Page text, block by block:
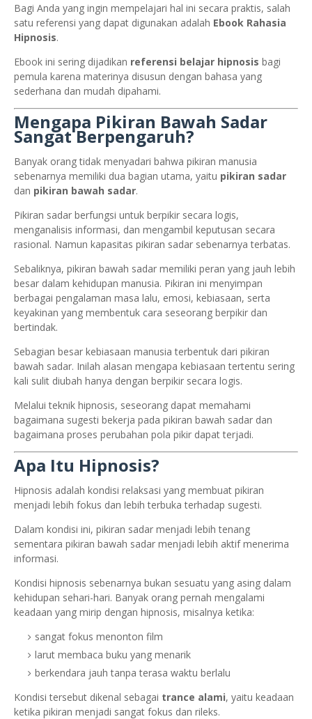
Bagi Anda yang ingin mempelajari hal ini secara praktis, salah
satu referensi yang dapat digunakan adalah Ebook Rahasia
Hipnosis.
Ebook ini sering dijadikan referensi belajar hipnosis bagi
pemula karena materinya disusun dengan bahasa yang
sederhana dan mudah dipahami.
Mengapa Pikiran Bawah Sadar
Sangat Berpengaruh?
Banyak orang tidak menyadari bahwa pikiran manusia
sebenarnya memiliki dua bagian utama, yaitu pikiran sadar
dan pikiran bawah sadar.
Pikiran sadar berfungsi untuk berpikir secara logis,
menganalisis informasi, dan mengambil keputusan secara
rasional. Namun kapasitas pikiran sadar sebenarnya terbatas.
Sebaliknya, pikiran bawah sadar memiliki peran yang jauh lebih
besar dalam kehidupan manusia. Pikiran ini menyimpan
berbagai pengalaman masa lalu, emosi, kebiasaan, serta
keyakinan yang membentuk cara seseorang berpikir dan
bertindak.
Sebagian besar kebiasaan manusia terbentuk dari pikiran
bawah sadar. Inilah alasan mengapa kebiasaan tertentu sering
kali sulit diubah hanya dengan berpikir secara logis.
Melalui teknik hipnosis, seseorang dapat memahami
bagaimana sugesti bekerja pada pikiran bawah sadar dan
bagaimana proses perubahan pola pikir dapat terjadi.
Apa Itu Hipnosis?
Hipnosis adalah kondisi relaksasi yang membuat pikiran
menjadi lebih fokus dan lebih terbuka terhadap sugesti.
Dalam kondisi ini, pikiran sadar menjadi lebih tenang
sementara pikiran bawah sadar menjadi lebih aktif menerima
informasi.
Kondisi hipnosis sebenarnya bukan sesuatu yang asing dalam
kehidupan sehari-hari. Banyak orang pernah mengalami
keadaan yang mirip dengan hipnosis, misalnya ketika:
sangat fokus menonton film
larut membaca buku yang menarik
berkendara jauh tanpa terasa waktu berlalu
Kondisi tersebut dikenal sebagai trance alami, yaitu keadaan
ketika pikiran menjadi sangat fokus dan rileks.